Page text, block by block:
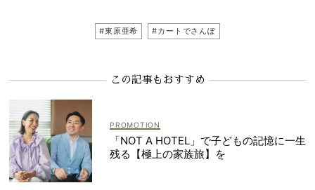
#東原亜希 #カートでさんぽ
この記事もおすすめ
「NOT A HOTEL」で子どもの記憶に一生
残る【極上の家族旅】を